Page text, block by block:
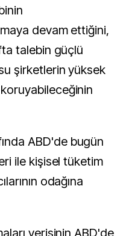
devam ettiğini,
talebin güçlü
şirketlerin yüksek
ABD'de bugün
ile kişisel tüketim
odağına
verisinin ABD'de